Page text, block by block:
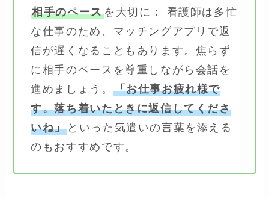
相手のペースを大切に： 看護師は多忙
な仕事のため、マッチングアプリで返
信が遅くなることもあります。焦らず
に相手のペースを尊重しながら会話を
進めましょう。 「お仕事お疲れ様で
す。落ち着いたときに返信してくださ
いね」 といった気遣いの言葉を添える
のもおすすめです。